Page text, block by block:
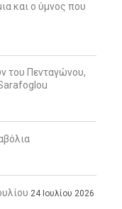
και ο ύμνος που
του Πενταγώνου,
24 Ιουλίου 2026